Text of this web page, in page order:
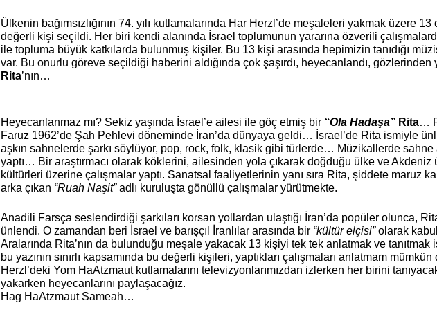
Ülkenin bağımsızlığının 74. yılı kutlamalarında Har Herzl’de meşaleleri yakmak üzere
değerli kişi seçildi. Her biri kendi alanında İsrael toplumunun yararına özverili
ile topluma büyük katkılarda bulunmuş kişiler. Bu 13 kişi arasında hepimizin tanıdığı
var. Bu onurlu göreve seçildiği haberini aldığında çok şaşırdı, heyecanlandı, gözlerinden
Rita’nın…
Heyecanlanmaz mı? Sekiz yaşında İsrael’e ailesi ile göç etmiş bir “Ola Hadaşa” Rita…
Faruz 1962’de Şah Pehlevi döneminde İran’da dünyaya geldi… İsrael’de Rita ismiyle
aşkın sahnelerde şarkı söylüyor, pop, rock, folk, klasik gibi türlerde… Müzikallerde sahne
yaptı… Bir araştırmacı olarak köklerini, ailesinden yola çıkarak doğduğu ülke ve Akdeniz
kültürleri üzerine çalışmalar yaptı. Sanatsal faaliyetlerinin yanı sıra Rita, şiddete maruz
arka çıkan “Ruah Naşit” adlı kuruluşta gönüllü çalışmalar yürütmekte.
Anadili Farsça seslendirdiği şarkıları korsan yollardan ulaştığı İran’da popüler olunca,
ünlendi. O zamandan beri İsrael ve barışçıl İranlılar arasında bir “kültür elçisi” olarak
Aralarında Rita’nın da bulunduğu meşale yakacak 13 kişiyi tek tek anlatmak ve tanıtmak
bu yazının sınırlı kapsamında bu değerli kişileri, yaptıkları çalışmaları anlatmam
Herzl’deki Yom HaAtzmaut kutlamalarını televizyonlarımızdan izlerken her birini
yakarken heyecanlarını paylaşacağız.
Hag HaAtzmaut Sameah…